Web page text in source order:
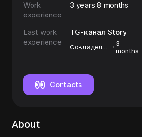
Work
experience
3 years 8 months
Last work
experience
TG-канал Story
Совладелец
3
months
Contacts
About